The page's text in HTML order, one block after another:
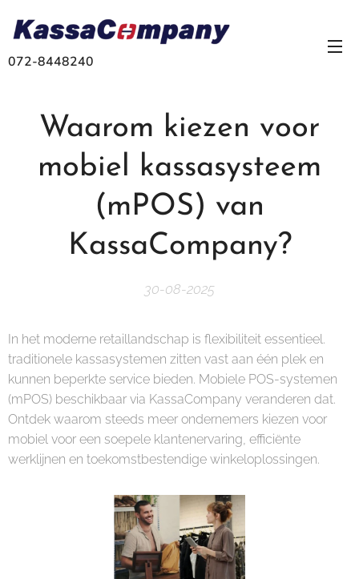
072-8448240
Waarom kiezen voor
mobiel kassasysteem
(mPOS) van
KassaCompany?
30-08-2025
In het moderne retaillandschap is flexibiliteit essentieel.
traditionele kassasystemen zitten vast aan één plek en
kunnen beperkte service bieden. Mobiele POS-systemen
(mPOS) beschikbaar via KassaCompany veranderen dat.
Ontdek waarom steeds meer ondernemers kiezen voor
mobiel voor een soepele klantenervaring, efficiënte
werklijnen en toekomstbestendige winkeloplossingen.